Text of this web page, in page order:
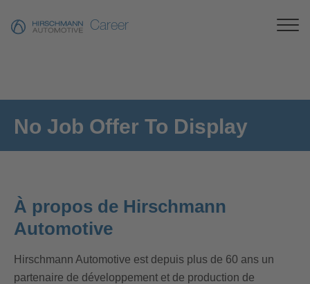
Career
No Job Offer To Display
À propos de Hirschmann
Automotive
Hirschmann Automotive est depuis plus de 60 ans un
partenaire de développement et de production de